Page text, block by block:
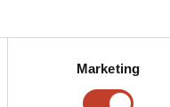
Marketing
ansässigen
um 13 Uhr, die der